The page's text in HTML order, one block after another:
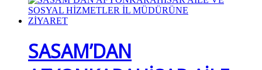
SASAM’DAN